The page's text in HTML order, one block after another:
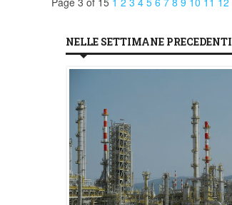
NELLE SETTIMANE PRECEDENTI